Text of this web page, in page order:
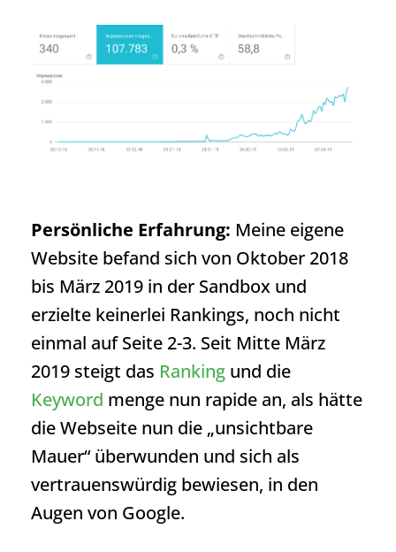
Persönliche Erfahrung: Meine eigene
Website befand sich von Oktober 2018
bis März 2019 in der Sandbox und
erzielte keinerlei Rankings, noch nicht
einmal auf Seite 2-3. Seit Mitte März
2019 steigt das Ranking und die
Keyword menge nun rapide an, als hätte
die Webseite nun die „unsichtbare
Mauer“ überwunden und sich als
vertrauenswürdig bewiesen, in den
Augen von Google.